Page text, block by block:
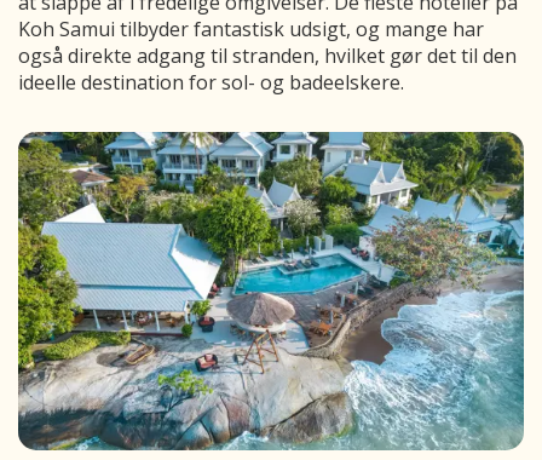
Koh Samui tilbyder fantastisk udsigt, og mange har
også direkte adgang til stranden, hvilket gør det til den
ideelle destination for sol- og badeelskere.